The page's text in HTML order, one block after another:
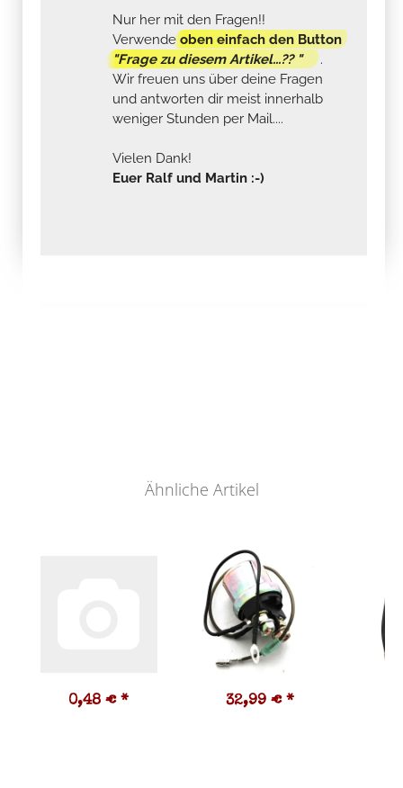
Nur her mit den Fragen!!
Verwendeoben einfach den Button
"Frage zu diesem Artikel...?? "
.
Wir freuen uns über deine Fragen
und antworten dir meist innerhalb
weniger Stunden per Mail....
Vielen Dank!
Euer Ralf und Martin :-)
Ähnliche Artikel
0,48 € * 32,99 € *